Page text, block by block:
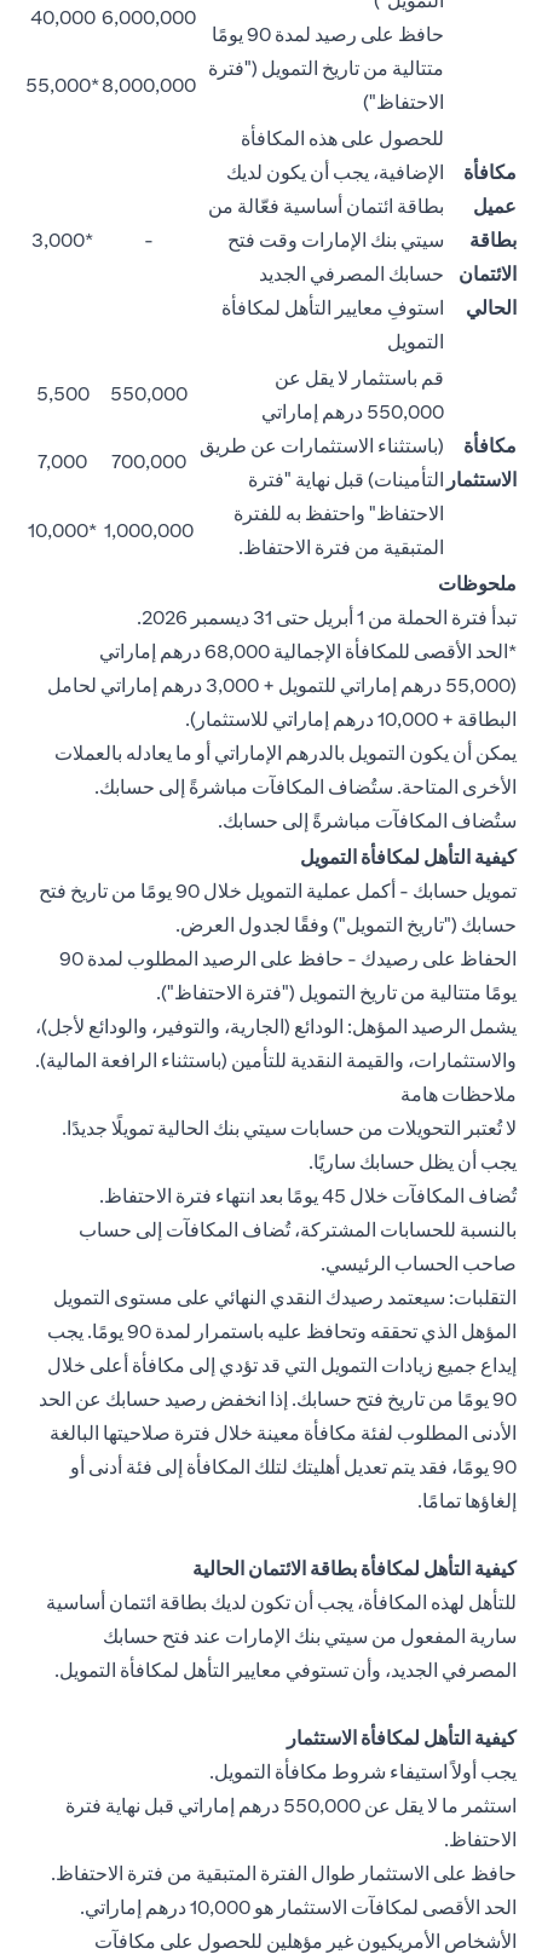
حافظ على رصيد لمدة 90 يومًا
متتالية من تاريخ التمويل ("فترة
الاحتفاظ")
6,000,000
40,000
8,000,000
*55,000
مكافأة
عميل
بطاقة
الائتمان
الحالي
للحصول على هذه المكافأة
الإضافية، يجب أن يكون لديك
بطاقة ائتمان أساسية فعّالة من
سيتي بنك الإمارات وقت فتح
حسابك المصرفي الجديد
استوفِ معايير التأهل لمكافأة
التمويل
-
*3,000
مكافأة
الاستثمار
قم باستثمار لا يقل عن
550,000 درهم إماراتي
(باستثناء الاستثمارات عن طريق
التأمينات) قبل نهاية "فترة
الاحتفاظ" واحتفظ به للفترة
المتبقية من فترة الاحتفاظ.
550,000
5,500
700,000
7,000
1,000,000
*10,000
ملحوظات
تبدأ فترة الحملة من 1 أبريل حتى 31 ديسمبر 2026.
*الحد الأقصى للمكافأة الإجمالية 68,000 درهم إماراتي
(55,000 درهم إماراتي للتمويل + 3,000 درهم إماراتي لحامل
البطاقة + 10,000 درهم إماراتي للاستثمار).
يمكن أن يكون التمويل بالدرهم الإماراتي أو ما يعادله بالعملات
الأخرى المتاحة. ستُضاف المكافآت مباشرةً إلى حسابك.
ستُضاف المكافآت مباشرةً إلى حسابك.
كيفية التأهل لمكافأة التمويل
تمويل حسابك - أكمل عملية التمويل خلال 90 يومًا من تاريخ فتح
حسابك ("تاريخ التمويل") وفقًا لجدول العرض.
الحفاظ على رصيدك - حافظ على الرصيد المطلوب لمدة 90
يومًا متتالية من تاريخ التمويل ("فترة الاحتفاظ").
يشمل الرصيد المؤهل: الودائع (الجارية، والتوفير، والودائع لأجل)،
والاستثمارات، والقيمة النقدية للتأمين (باستثناء الرافعة المالية).
ملاحظات هامة
لا تُعتبر التحويلات من حسابات سيتي بنك الحالية تمويلًا جديدًا.
يجب أن يظل حسابك ساريًا.
تُضاف المكافآت خلال 45 يومًا بعد انتهاء فترة الاحتفاظ.
بالنسبة للحسابات المشتركة، تُضاف المكافآت إلى حساب
صاحب الحساب الرئيسي.
التقلبات: سيعتمد رصيدك النقدي النهائي على مستوى التمويل
المؤهل الذي تحققه وتحافظ عليه باستمرار لمدة 90 يومًا. يجب
إيداع جميع زيادات التمويل التي قد تؤدي إلى مكافأة أعلى خلال
90 يومًا من تاريخ فتح حسابك. إذا انخفض رصيد حسابك عن الحد
الأدنى المطلوب لفئة مكافأة معينة خلال فترة صلاحيتها البالغة
90 يومًا، فقد يتم تعديل أهليتك لتلك المكافأة إلى فئة أدنى أو
إلغاؤها تمامًا.
كيفية التأهل لمكافأة بطاقة الائتمان الحالية
للتأهل لهذه المكافأة، يجب أن تكون لديك بطاقة ائتمان أساسية
سارية المفعول من سيتي بنك الإمارات عند فتح حسابك
المصرفي الجديد، وأن تستوفي معايير التأهل لمكافأة التمويل.
كيفية التأهل لمكافأة الاستثمار
يجب أولاً استيفاء شروط مكافأة التمويل.
استثمر ما لا يقل عن 550,000 درهم إماراتي قبل نهاية فترة
الاحتفاظ.
حافظ على الاستثمار طوال الفترة المتبقية من فترة الاحتفاظ.
الحد الأقصى لمكافآت الاستثمار هو 10,000 درهم إماراتي.
الأشخاص الأمريكيون غير مؤهلين للحصول على مكافآت